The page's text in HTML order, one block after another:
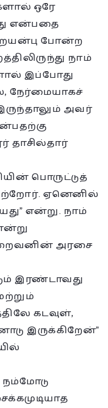
ஒரே
என்பதை
போன்ற
நாம்
இப்போது
நேர்மையாகச்
அவர்
பொருட்டுத்
ஏனெனில்
என்று. நாம்
அரசை
இரண்டாவது
கடவுள்,
இருக்கிறேன்”